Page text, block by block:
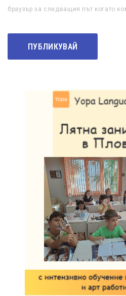
браузър за следващия път когато